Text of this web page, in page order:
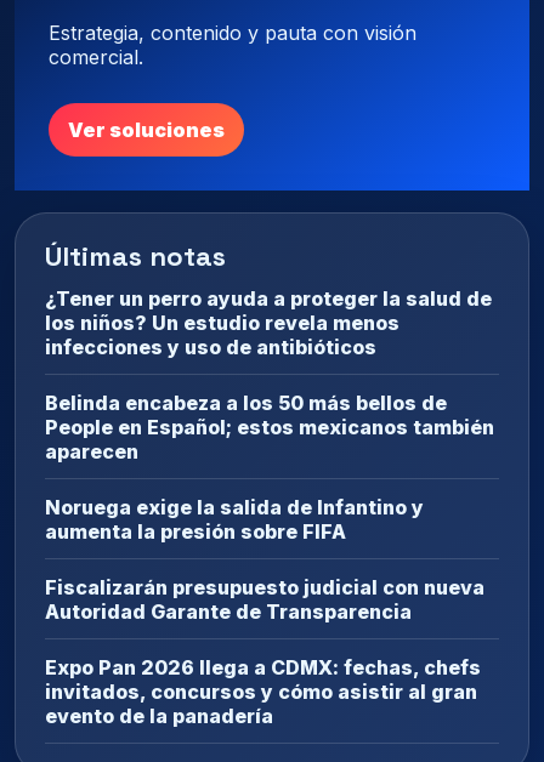
Estrategia, contenido y pauta con visión
comercial.
Ver soluciones
Últimas notas
¿Tener un perro ayuda a proteger la salud de
los niños? Un estudio revela menos
infecciones y uso de antibióticos
Belinda encabeza a los 50 más bellos de
People en Español; estos mexicanos también
aparecen
Noruega exige la salida de Infantino y
aumenta la presión sobre FIFA
Fiscalizarán presupuesto judicial con nueva
Autoridad Garante de Transparencia
Expo Pan 2026 llega a CDMX: fechas, chefs
invitados, concursos y cómo asistir al gran
evento de la panadería